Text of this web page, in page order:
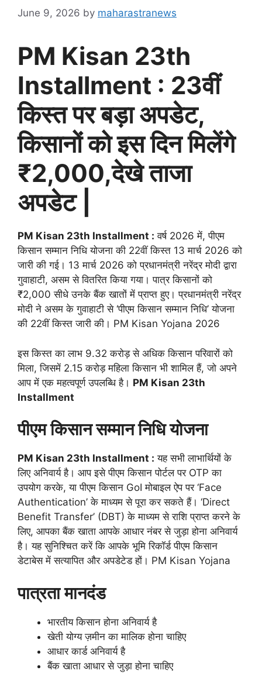
June 9, 2026 by maharastranews
PM Kisan 23th
Installment : 23वीं
किस्त पर बड़ा अपडेट,
किसानों को इस दिन मिलेंगे
₹2,000,देखे ताजा
अपडेट |
PM Kisan 23th Installment : वर्ष 2026 में, पीएम
किसान सम्मान निधि योजना की 22वीं किस्त 13 मार्च 2026 को
जारी की गई। 13 मार्च 2026 को प्रधानमंत्री नरेंद्र मोदी द्वारा
गुवाहाटी, असम से वितरित किया गया। पात्र किसानों को
₹2,000 सीधे उनके बैंक खातों में प्राप्त हुए। प्रधानमंत्री नरेंद्र
मोदी ने असम के गुवाहाटी से ‘पीएम किसान सम्मान निधि’ योजना
की 22वीं किस्त जारी की। PM Kisan Yojana 2026
इस किस्त का लाभ 9.32 करोड़ से अधिक किसान परिवारों को
मिला, जिसमें 2.15 करोड़ महिला किसान भी शामिल हैं, जो अपने
आप में एक महत्वपूर्ण उपलब्धि है। PM Kisan 23th
Installment
पीएम किसान सम्मान निधि योजना
PM Kisan 23th Installment : यह सभी लाभार्थियों के
लिए अनिवार्य है। आप इसे पीएम किसान पोर्टल पर OTP का
उपयोग करके, या पीएम किसान GoI मोबाइल ऐप पर ‘Face
Authentication’ के माध्यम से पूरा कर सकते हैं। ‘Direct
Benefit Transfer’ (DBT) के माध्यम से राशि प्राप्त करने के
लिए, आपका बैंक खाता आपके आधार नंबर से जुड़ा होना अनिवार्य
है। यह सुनिश्चित करें कि आपके भूमि रिकॉर्ड पीएम किसान
डेटाबेस में सत्यापित और अपडेटेड हों। PM Kisan Yojana
पात्रता मानदंड
भारतीय किसान होना अनिवार्य है
खेती योग्य ज़मीन का मालिक होना चाहिए
आधार कार्ड अनिवार्य है
बैंक खाता आधार से जुड़ा होना चाहिए